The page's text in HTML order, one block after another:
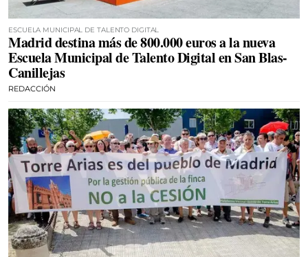
ESCUELA MUNICIPAL DE TALENTO DIGITAL
Madrid destina más de 800.000 euros a la nueva
Escuela Municipal de Talento Digital en San Blas-
Canillejas
REDACCIÓN